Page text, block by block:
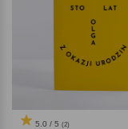
5.0 / 5 (2)